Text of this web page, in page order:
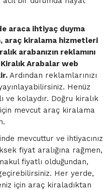
araca ihtiyaç duyma
araç kiralama hizmetleri
arabanızın reklamını
Arabalar web
Ardından reklamlarınızı
Henüz
ve kolaydır. Doğru kiralık
mevcut araç kiralama
mevcuttur ve ihtiyacınız
fiyat aralığına rağmen,
fiyatlı olduğundan,
Her yerde,
için araç kiraladıktan